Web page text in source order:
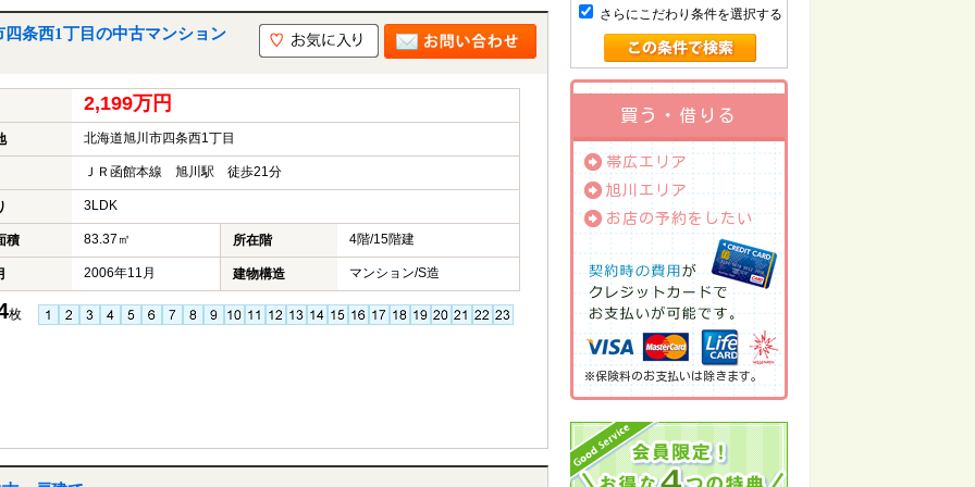
条西1丁目の中古マンション
2,199万円
北海道旭川市四条西1丁目
ＪＲ函館本線 旭川駅 徒歩21分
3LDK
積 83.37㎡ 所在階 4階/15階建
2006年11月 建物構造 マンション/S造
枚
さらにこだわり条件を選択する
買う・借りる
帯広エリア
旭川エリア
お店の予約をしたい
※保険料のお支払いは除きます。